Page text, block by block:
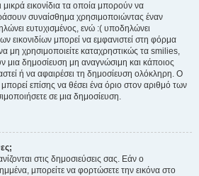
εικονίδια τα οποία μπορούν να
συναίσθημα χρησιμοποιώντας έναν
ευτυχισμένος, ενώ :( υποδηλώνει
εικονιδίων μπορεί να εμφανιστεί στη φόρμα
μη χρησιμοποιείτε καταχρηστικώς τα smilies,
μια δημοσίευση μη αναγνώσιμη και κάποιος
ή να αφαιρέσει τη δημοσίευση ολόκληρη. Ο
επίσης να θέσει ένα όριο στον αριθμό των
σε μια δημοσίευση.
στις δημοσιεύσεις σας. Εάν ο
μπορείτε να φορτώσετε την εικόνα στο